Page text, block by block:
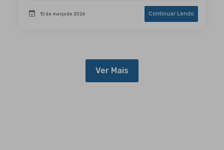
10 de março de 2026 Continuar Lendo
Ver Mais